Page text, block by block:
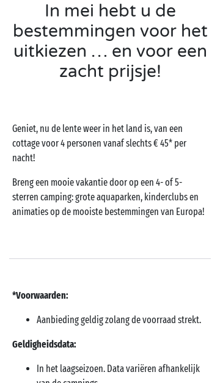
In mei hebt u de
bestemmingen voor het
uitkiezen … en voor een
zacht prijsje!
Geniet, nu de lente weer in het land is, van een
cottage voor 4 personen vanaf slechts € 45* per
nacht!
Breng een mooie vakantie door op een 4- of 5-
sterren camping: grote aquaparken, kinderclubs en
animaties op de mooiste bestemmingen van Europa!
*Voorwaarden:
Aanbieding geldig zolang de voorraad strekt.
Geldigheidsdata:
In het laagseizoen. Data variëren afhankelijk